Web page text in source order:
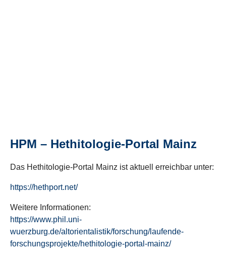
HPM – Hethitologie-Portal Mainz
Das Hethitologie-Portal Mainz ist aktuell erreichbar unter:
https://hethport.net/
Weitere Informationen:
https://www.phil.uni-
wuerzburg.de/altorientalistik/forschung/laufende-
forschungsprojekte/hethitologie-portal-mainz/